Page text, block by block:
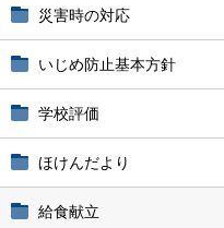
災害時の対応
いじめ防止基本方針
学校評価
ほけんだより
給食献立